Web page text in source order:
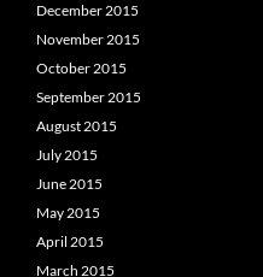
December 2015
November 2015
October 2015
September 2015
August 2015
July 2015
June 2015
May 2015
April 2015
March 2015